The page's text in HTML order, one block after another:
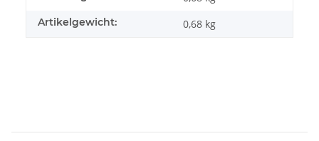
Artikelgewicht: 0,68 kg